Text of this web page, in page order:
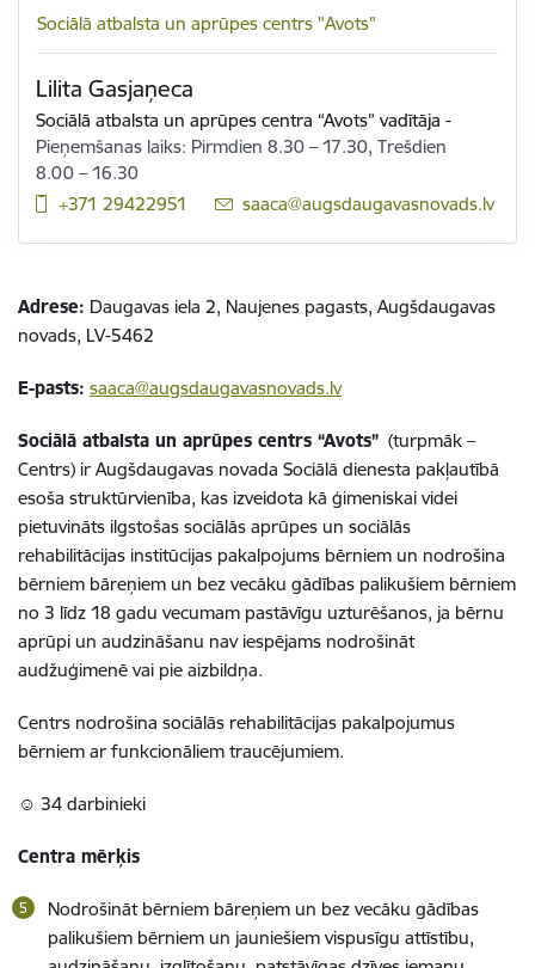
Sociālā atbalsta un aprūpes centrs "Avots"
Lilita Gasjaņeca
Sociālā atbalsta un aprūpes centra “Avots” vadītāja -
Pieņemšanas laiks: Pirmdien 8.30 – 17.30, Trešdien
8.00 – 16.30
+371 29422951
E-pasts:
saaca@augsdaugavasnovads.lv
Adrese: Daugavas iela 2, Naujenes pagasts, Augšdaugavas
novads, LV-5462
E-pasts: saaca@augsdaugavasnovads.lv
Sociālā atbalsta un aprūpes centrs “Avots” (turpmāk –
Centrs) ir Augšdaugavas novada Sociālā dienesta pakļautībā
esoša struktūrvienība, kas izveidota kā ģimeniskai videi
pietuvināts ilgstošas sociālās aprūpes un sociālās
rehabilitācijas institūcijas pakalpojums bērniem un nodrošina
bērniem bāreņiem un bez vecāku gādības palikušiem bērniem
no 3 līdz 18 gadu vecumam pastāvīgu uzturēšanos, ja bērnu
aprūpi un audzināšanu nav iespējams nodrošināt
audžuģimenē vai pie aizbildņa.
Centrs nodrošina sociālās rehabilitācijas pakalpojumus
bērniem ar funkcionāliem traucējumiem.
☺ 34 darbinieki
Centra mērķis
Nodrošināt bērniem bāreņiem un bez vecāku gādības
palikušiem bērniem un jauniešiem vispusīgu attīstību,